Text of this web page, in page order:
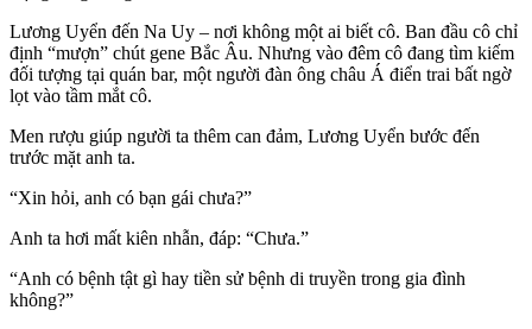
Lương Uyển đến Na Uy – nơi không một ai biết cô. Ban đầu cô chỉ
định “mượn” chút gene Bắc Âu. Nhưng vào đêm cô đang tìm kiếm
đối tượng tại quán bar, một người đàn ông châu Á điển trai bất ngờ
lọt vào tầm mắt cô.
Men rượu giúp người ta thêm can đảm, Lương Uyển bước đến
trước mặt anh ta.
“Xin hỏi, anh có bạn gái chưa?”
Anh ta hơi mất kiên nhẫn, đáp: “Chưa.”
“Anh có bệnh tật gì hay tiền sử bệnh di truyền trong gia đình
không?”